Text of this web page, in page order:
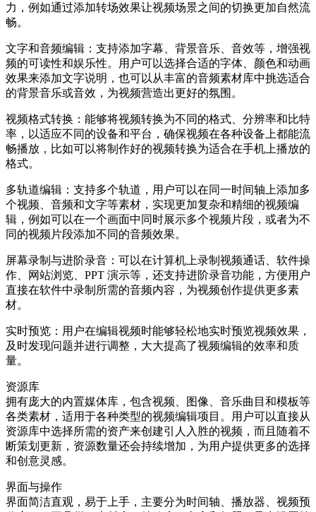
力，例如通过添加转场效果让视频场景之间的切换更加自然流
畅。
文字和音频编辑：支持添加字幕、背景音乐、音效等，增强视
频的可读性和娱乐性。用户可以选择合适的字体、颜色和动画
效果来添加文字说明，也可以从丰富的音频素材库中挑选适合
的背景音乐或音效，为视频营造出更好的氛围。
视频格式转换：能够将视频转换为不同的格式、分辨率和比特
率，以适应不同的设备和平台，确保视频在各种设备上都能流
畅播放，比如可以将制作好的视频转换为适合在手机上播放的
格式。
多轨道编辑：支持多个轨道，用户可以在同一时间轴上添加多
个视频、音频和文字等素材，实现更加复杂和精细的视频编
辑，例如可以在一个画面中同时展示多个视频片段，或者为不
同的视频片段添加不同的音频效果。
屏幕录制与进阶录音：可以在计算机上录制视频通话、软件操
作、网站浏览、PPT 演示等，还支持进阶录音功能，方便用户
直接在软件中录制所需的音频内容，为视频创作提供更多素
材。
实时预览：用户在编辑视频时能够轻松地实时预览视频效果，
及时发现问题并进行调整，大大提高了视频编辑的效率和质
量。
资源库
拥有庞大的内置媒体库，包含视频、图像、音乐曲目和模板等
各类素材，适用于各种类型的视频编辑项目。用户可以直接从
资源库中选择所需的资产来创建引人入胜的视频，而且随着不
断策划更新，资源数量还会持续增加，为用户提供更多的选择
和创意灵感。
界面与操作
界面简洁直观，易于上手，主要分为时间轴、播放器、视频预